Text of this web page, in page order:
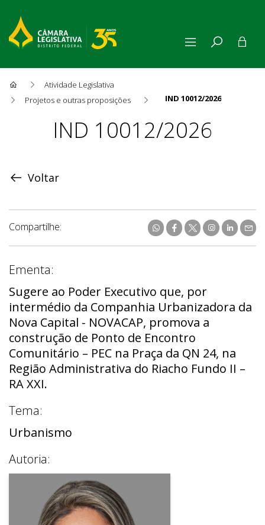
Atividade Legislativa
Projetos e outras proposições
IND 10012/2026
ProposiçãoIND 10012/2026
Voltar
Compartilhe:
Ementa:
Sugere ao Poder Executivo que, por
intermédio da Companhia Urbanizadora da
Nova Capital - NOVACAP, promova a
construção de Ponto de Encontro
Comunitário – PEC na Praça da QN 24, na
Região Administrativa do Riacho Fundo II –
RA XXI.
Tema:
Urbanismo
Autoria: